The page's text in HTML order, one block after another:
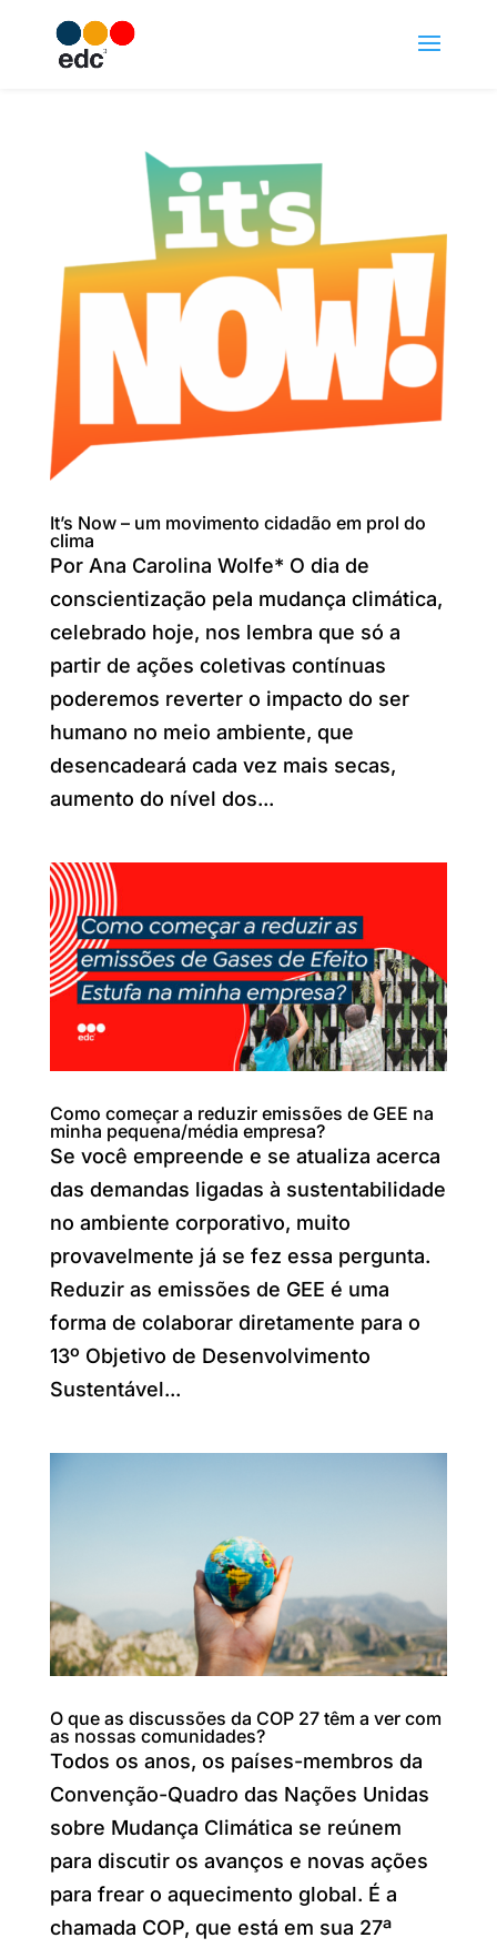
It’s Now – um movimento cidadão em prol do
clima
Por Ana Carolina Wolfe* O dia de
conscientização pela mudança climática,
celebrado hoje, nos lembra que só a
partir de ações coletivas contínuas
poderemos reverter o impacto do ser
humano no meio ambiente, que
desencadeará cada vez mais secas,
aumento do nível dos...
Como começar a reduzir emissões de GEE na
minha pequena/média empresa?
Se você empreende e se atualiza acerca
das demandas ligadas à sustentabilidade
no ambiente corporativo, muito
provavelmente já se fez essa pergunta.
Reduzir as emissões de GEE é uma
forma de colaborar diretamente para o
13º Objetivo de Desenvolvimento
Sustentável...
O que as discussões da COP 27 têm a ver com
as nossas comunidades?
Todos os anos, os países-membros da
Convenção-Quadro das Nações Unidas
sobre Mudança Climática se reúnem
para discutir os avanços e novas ações
para frear o aquecimento global. É a
chamada COP, que está em sua 27ª